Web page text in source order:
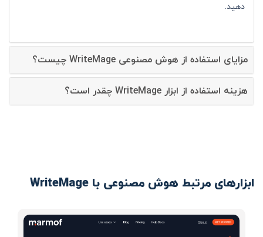
دهید.
مزایای استفاده از هوش مصنوعی WriteMage چیست؟
هزینه استفاده از ابزار WriteMage چقدر است؟
ابزارهای مرتبط هوش مصنوعی با WriteMage